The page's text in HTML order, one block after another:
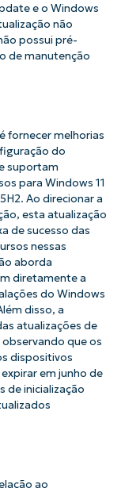
e o Windows
não
possui pré-
de manutenção
fornecer melhorias
do
suportam
para Windows 11
Ao direcionar a
esta atualização
de sucesso das
nessas
aborda
diretamente a
do Windows
disso, a
atualizações de
que os
dispositivos
em junho de
de inicialização
ao